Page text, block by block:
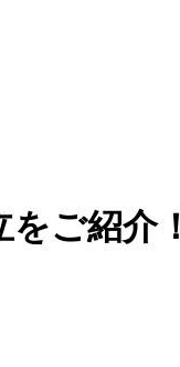
ご紹介！